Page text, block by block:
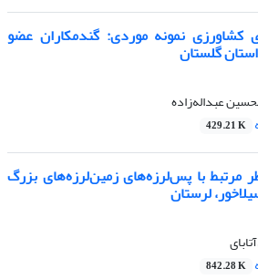
کشاورزی نمونه موردی: گندمکاران عضو
گلستان
عبداله‌زاده
429.21 K
مرتبط با پس‌لرزه‌های زمین‌لرزه‌های بزرگ
لرستان
842.28 K